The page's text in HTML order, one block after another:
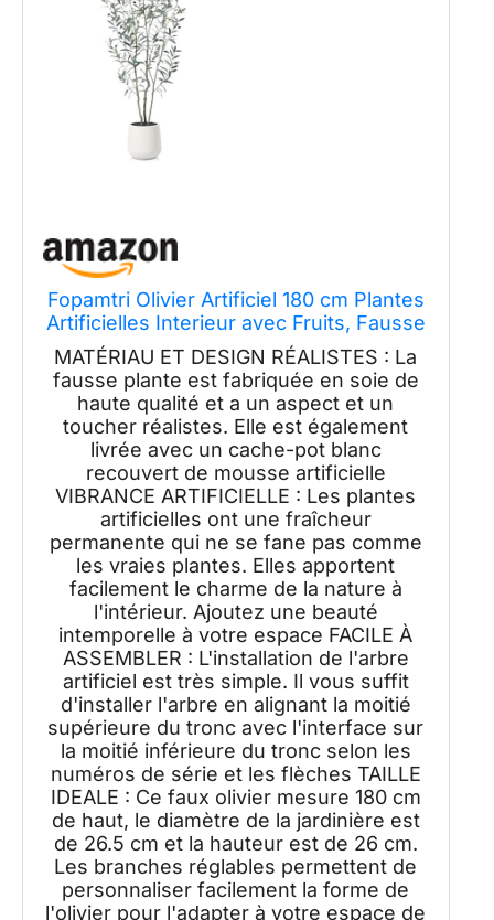
Fopamtri Olivier Artificiel 180 cm Plantes
Artificielles Interieur avec Fruits, Fausse
Plante Olivier en Blanc Pot pour Maison
Chambre Bureau Balcon Déco (1 Pièce)
MATÉRIAU ET DESIGN RÉALISTES : La
fausse plante est fabriquée en soie de
haute qualité et a un aspect et un
toucher réalistes. Elle est également
livrée avec un cache-pot blanc
recouvert de mousse artificielle
VIBRANCE ARTIFICIELLE : Les plantes
artificielles ont une fraîcheur
permanente qui ne se fane pas comme
les vraies plantes. Elles apportent
facilement le charme de la nature à
l'intérieur. Ajoutez une beauté
intemporelle à votre espace FACILE À
ASSEMBLER : L'installation de l'arbre
artificiel est très simple. Il vous suffit
d'installer l'arbre en alignant la moitié
supérieure du tronc avec l'interface sur
la moitié inférieure du tronc selon les
numéros de série et les flèches TAILLE
IDEALE : Ce faux olivier mesure 180 cm
de haut, le diamètre de la jardinière est
de 26.5 cm et la hauteur est de 26 cm.
Les branches réglables permettent de
personnaliser facilement la forme de
l'olivier pour l'adapter à votre espace de